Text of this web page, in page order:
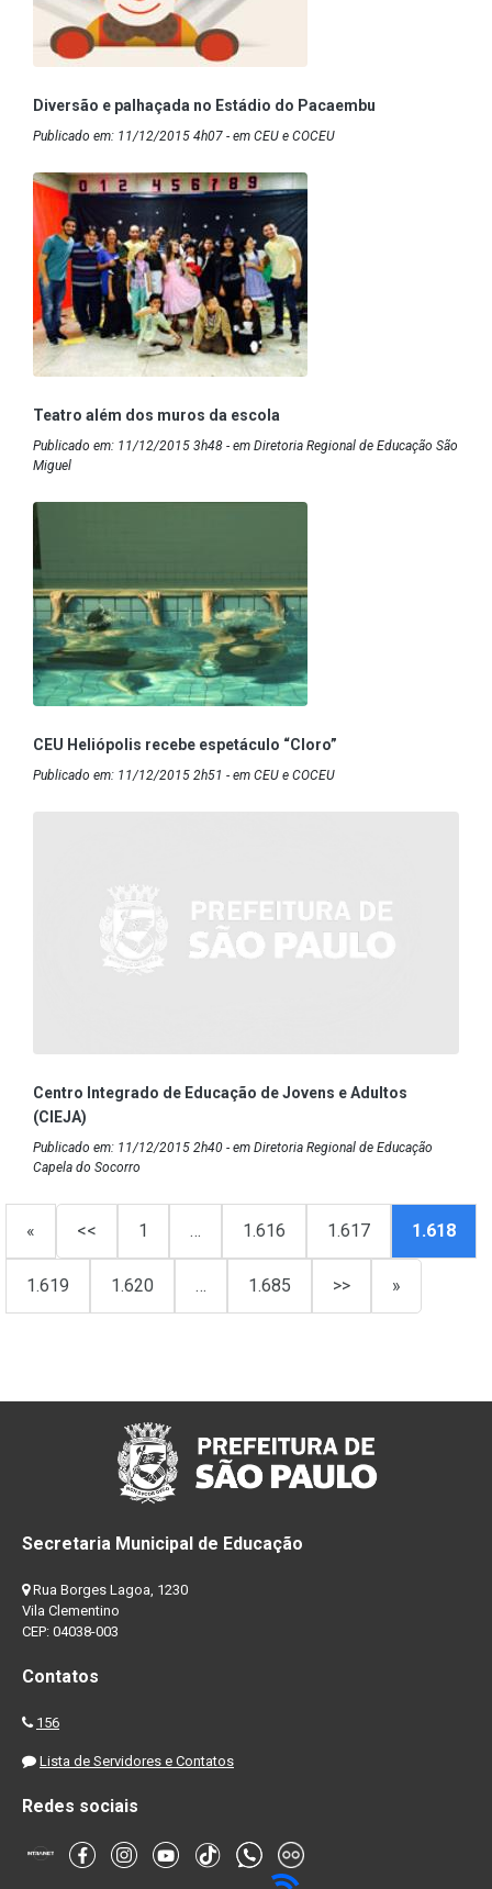
Diversão e palhaçada no Estádio do Pacaembu
Publicado em: 11/12/2015 4h07 - em CEU e COCEU
Teatro além dos muros da escola
Publicado em: 11/12/2015 3h48 - em Diretoria Regional de Educação São
Miguel
CEU Heliópolis recebe espetáculo “Cloro”
Publicado em: 11/12/2015 2h51 - em CEU e COCEU
Centro Integrado de Educação de Jovens e Adultos
(CIEJA)
Publicado em: 11/12/2015 2h40 - em Diretoria Regional de Educação
Capela do Socorro
« << 1 … 1.616 1.617 1.618
1.619 1.620 … 1.685 >> »
Secretaria Municipal de Educação
Rua Borges Lagoa, 1230
Vila Clementino
CEP: 04038-003
Contatos
156
Lista de Servidores e Contatos
Redes sociais